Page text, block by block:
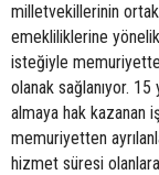
milletvekillerinin
emekliliklerine
isteğiyle
olanak sağlanıyor. 15
almaya hak kazanan
memuriyetten
hizmet süresi